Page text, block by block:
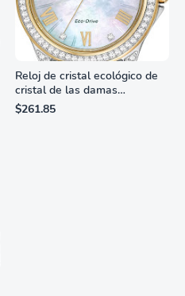
Reloj de cristal ecológico de
cristal de las damas
ciudadanas, 3 manos,
marcadores de números
$261.85